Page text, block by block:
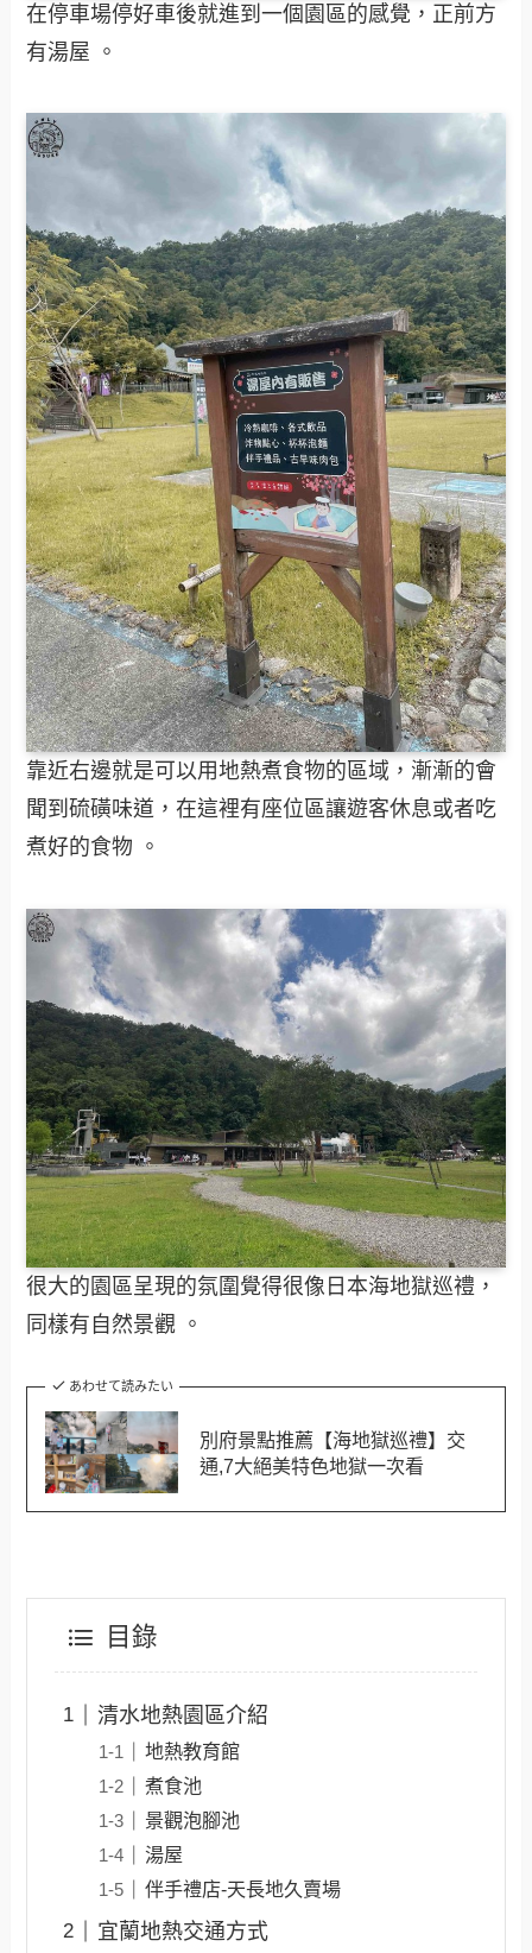
在停車場停好車後就進到一個園區的感覺，正前方
有湯屋 。
靠近右邊就是可以用地熱煮食物的區域，漸漸的會
聞到硫磺味道，在這裡有座位區讓遊客休息或者吃
煮好的食物 。
很大的園區呈現的氛圍覺得很像日本海地獄巡禮，
同樣有自然景觀 。
あわせて読みたい
別府景點推薦【海地獄巡禮】交
通,7大絕美特色地獄一次看
目錄
清水地熱園區介紹
地熱教育館
煮食池
景觀泡腳池
湯屋
伴手禮店-天長地久賣場
宜蘭地熱交通方式